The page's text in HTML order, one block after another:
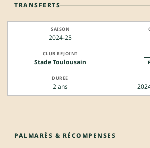
TRANSFERTS
2024-25
Stade Toulousain
2 ans
PALMARÈS & RÉCOMPENSES